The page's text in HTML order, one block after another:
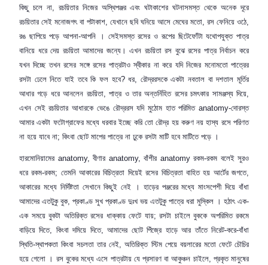
কিছু চলে না, রচয়িতার নিজের অস্থিপঞ্জর এবং ঘটাকাশের ঘটনাসমস্ত থেকে অনেক দূরে
রচয়িতার সেই মনোজগৎ বা পটাকাশ, যেখানে ছবি ঘনিয়ে আসে মেঘের মতো, রস ফেনিয়ে ওঠে,
রঙ ছাপিয়ে পড়ে আপনা-আপনি । সেইসমস্ত রসের ও রূপের ছিটেফোঁটা যথোপযুক্ত পাত্র
বানিয়ে ধরে দেয় রচয়িতা আমাদের জন্যে। এখন রচয়িতা রস বুঝে রসের পাত্র নির্বাচন করে
যখন দিচ্ছে তখন রসের সঙ্গে রসের পাত্রটাও স্বীকার না করে যদি নিজের মনোমতো পাত্রের
রসটা ঢেলে নিতে যাই তবে কি ফল হবে?ধর, রৌদ্ররসকে একটা নবতাল বা দশতাল মূর্তির
আধার গড়ে ধরে আনলেন রচয়িতা,পাত্র ও তার অন্তর্নিহিত রসের চমৎকার সামঞ্জস্য দিয়ে,
এখন সেই রচয়িতার আধারকে ভেঙে রৌদ্ররস যদি মুঠোম হাত পরিমিত anatomy-দোরস্ত
আমার একটা ফটোগ্রাফের মধ্যে ধরবার ইচ্ছে করি তো রৌদ্র হয় করুণ নয় হাস্য রসে পরিণত
না হয়ে যাবে না; কিংবা ছোট মাপের পাত্রে না ঢুকে রসটা মাটি হবে মাটিতে পড়ে ।
হারমোনিয়ামের anatomy, বীণার anatomy, বাঁশীর anatomy রকম-রকম বলেই সুরও
ধরে রকম-রকম; তেমনি আকারের বিচিত্রতা দিয়েই রসের বিচিত্রতা বাহিত হয় আর্টের জগতে,
আকারের মধ্যে নির্দিষ্টতা সেখানে কিছুই নেই । হাড়ের পঞ্জরের মধ্যে মাংসপেশী দিয়ে বাঁধা
আমাদের এতটুকু বুক, প্রকাণ্ড সুখ প্রকাণ্ড দুঃখ ভয় এতটুকু পাত্রে ধরা মুস্কিল । হঠাৎ এক-
এক সময়ে বুকটা অতিরিক্ত রসের ধাক্কায় ফেটে যায়; রসটা চাইলে বুককে অপরিমিত রকমে
বাড়িয়ে দিতে, কিংবা দমিয়ে দিতে,আমাদের ছোট পিঁজ্ রে হাড়ে আর তাঁতে নিরেট-করে-বাঁধা
স্থিতি-স্থাপকতা কিংবা সচলতা তার নেই,অতিরিক্ত স্টিম পেয়ে বয়লারের মতো ফেটে চৌচির
হয়ে গেলো । রস বুকের মধ্যে এসে পাত্রটায় যে প্রসারণ বা আকুঞ্চন চাইলে, প্রকৃত মানুষের